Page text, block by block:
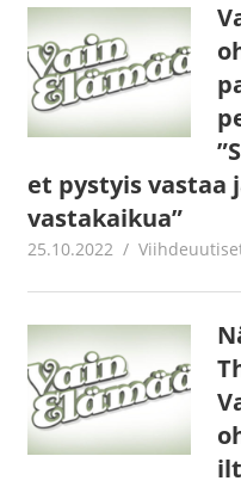
et pystyis vastaa
vastakaikua”
25.10.2022 Juha